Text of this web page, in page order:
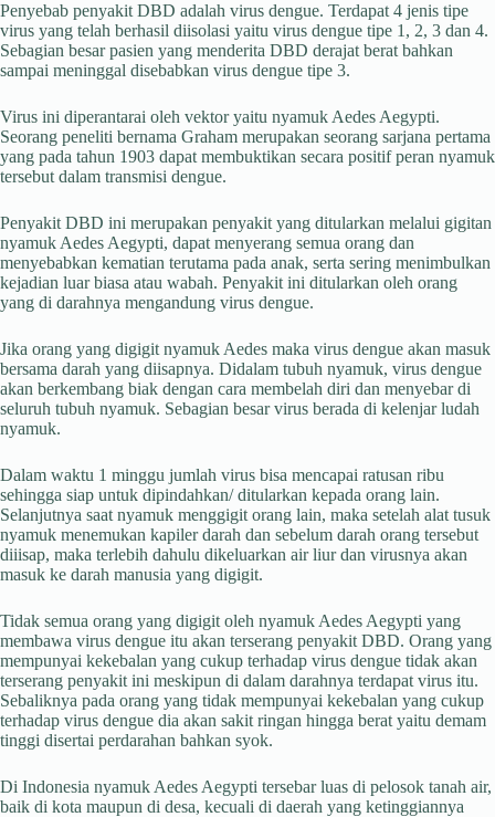
Penyebab penyakit DBD adalah virus dengue. Terdapat 4 jenis tipe
virus yang telah berhasil diisolasi yaitu virus dengue tipe 1, 2, 3 dan 4.
Sebagian besar pasien yang menderita DBD derajat berat bahkan
sampai meninggal disebabkan virus dengue tipe 3.
Virus ini diperantarai oleh vektor yaitu nyamuk Aedes Aegypti.
Seorang peneliti bernama Graham merupakan seorang sarjana pertama
yang pada tahun 1903 dapat membuktikan secara positif peran nyamuk
tersebut dalam transmisi dengue.
Penyakit DBD ini merupakan penyakit yang ditularkan melalui gigitan
nyamuk Aedes Aegypti, dapat menyerang semua orang dan
menyebabkan kematian terutama pada anak, serta sering menimbulkan
kejadian luar biasa atau wabah. Penyakit ini ditularkan oleh orang
yang di darahnya mengandung virus dengue.
Jika orang yang digigit nyamuk Aedes maka virus dengue akan masuk
bersama darah yang diisapnya. Didalam tubuh nyamuk, virus dengue
akan berkembang biak dengan cara membelah diri dan menyebar di
seluruh tubuh nyamuk. Sebagian besar virus berada di kelenjar ludah
nyamuk.
Dalam waktu 1 minggu jumlah virus bisa mencapai ratusan ribu
sehingga siap untuk dipindahkan/ ditularkan kepada orang lain.
Selanjutnya saat nyamuk menggigit orang lain, maka setelah alat tusuk
nyamuk menemukan kapiler darah dan sebelum darah orang tersebut
diiisap, maka terlebih dahulu dikeluarkan air liur dan virusnya akan
masuk ke darah manusia yang digigit.
Tidak semua orang yang digigit oleh nyamuk Aedes Aegypti yang
membawa virus dengue itu akan terserang penyakit DBD. Orang yang
mempunyai kekebalan yang cukup terhadap virus dengue tidak akan
terserang penyakit ini meskipun di dalam darahnya terdapat virus itu.
Sebaliknya pada orang yang tidak mempunyai kekebalan yang cukup
terhadap virus dengue dia akan sakit ringan hingga berat yaitu demam
tinggi disertai perdarahan bahkan syok.
Di Indonesia nyamuk Aedes Aegypti tersebar luas di pelosok tanah air,
baik di kota maupun di desa, kecuali di daerah yang ketinggiannya